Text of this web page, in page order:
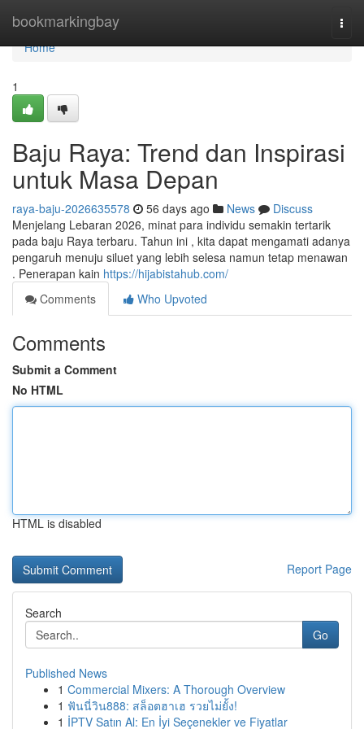
bookmarkingbay
Home
Home
1
Baju Raya: Trend dan Inspirasi
untuk Masa Depan
raya-baju-2026635578 56 days ago News
Discuss
Menjelang Lebaran 2026, minat para individu semakin tertarik
pada baju Raya terbaru. Tahun ini , kita dapat mengamati adanya
pengaruh menuju siluet yang lebih selesa namun tetap menawan
. Penerapan kain https://hijabistahub.com/
Comments
Who Upvoted
Comments
Submit a Comment
No HTML
HTML is disabled
Report Page
Search
Go
Published News
1 Commercial Mixers: A Thorough Overview
1 ฟันนี่วิน888: สล็อตฮาเฮ รวยไม่ยั้ง!
1 İPTV Satın Al: En İyi Seçenekler ve Fiyatlar